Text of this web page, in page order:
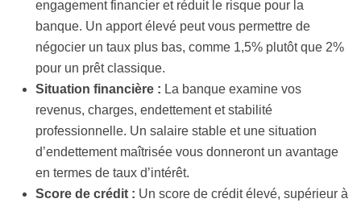
engagement financier et réduit le risque pour la
banque. Un apport élevé peut vous permettre de
négocier un taux plus bas, comme 1,5% plutôt que 2%
pour un prêt classique.
Situation financière : La banque examine vos
revenus, charges, endettement et stabilité
professionnelle. Un salaire stable et une situation
d’endettement maîtrisée vous donneront un avantage
en termes de taux d’intérêt.
Score de crédit : Un score de crédit élevé, supérieur à